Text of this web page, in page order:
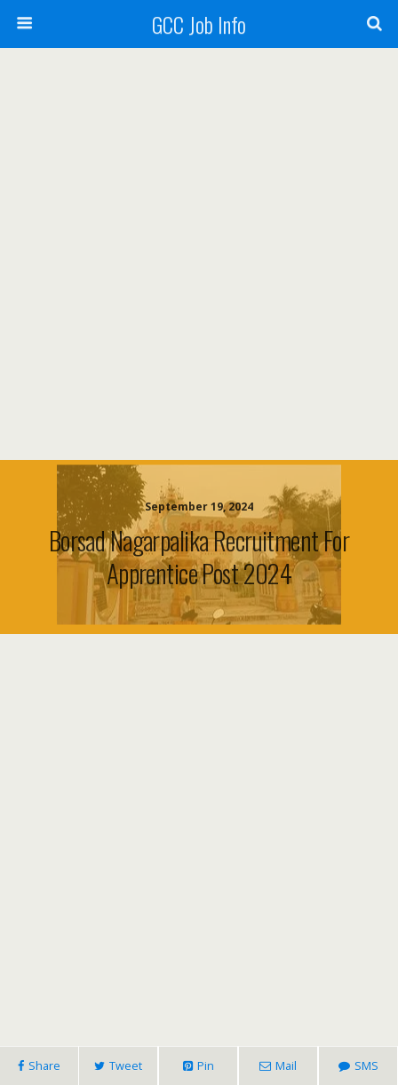
GCC Job Info
September 19, 2024
Borsad Nagarpalika Recruitment For
Apprentice Post 2024
Share Tweet Pin Mail SMS